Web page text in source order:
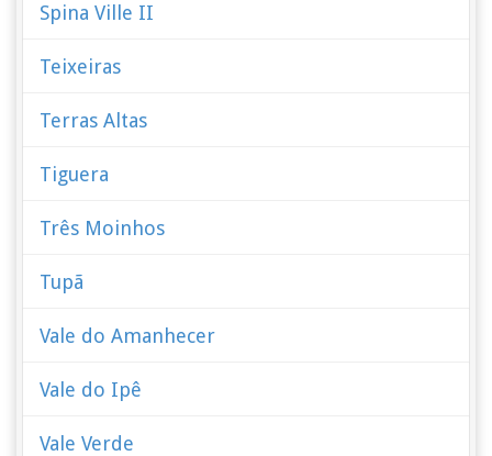
Spina Ville II
Teixeiras
Terras Altas
Tiguera
Três Moinhos
Tupã
Vale do Amanhecer
Vale do Ipê
Vale Verde